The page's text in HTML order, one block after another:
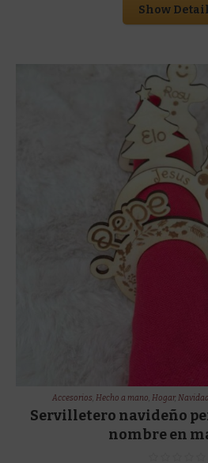
Show
Accesorios,Hecho a mano,Hogar,
Servilletero navideño
nombre en